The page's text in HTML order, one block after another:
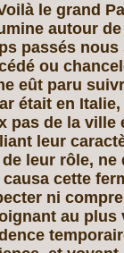
le grand
autour
passés nous
ou
eût paru
était en
pas de la ville
leur
leur rôle,
causa cette
ni
au